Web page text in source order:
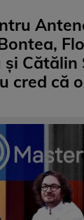
Cătălin
cred că